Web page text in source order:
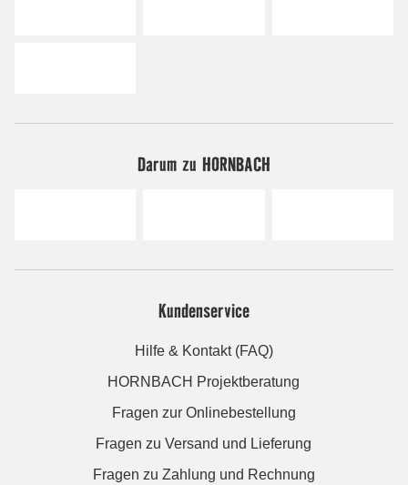
Darum zu HORNBACH
Kundenservice
Hilfe & Kontakt (FAQ)
HORNBACH Projektberatung
Fragen zur Onlinebestellung
Fragen zu Versand und Lieferung
Fragen zu Zahlung und Rechnung